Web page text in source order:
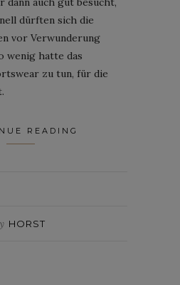
dürften sich die
vor Verwunderung
wenig hatte das
zu tun, für die
READING
HORST